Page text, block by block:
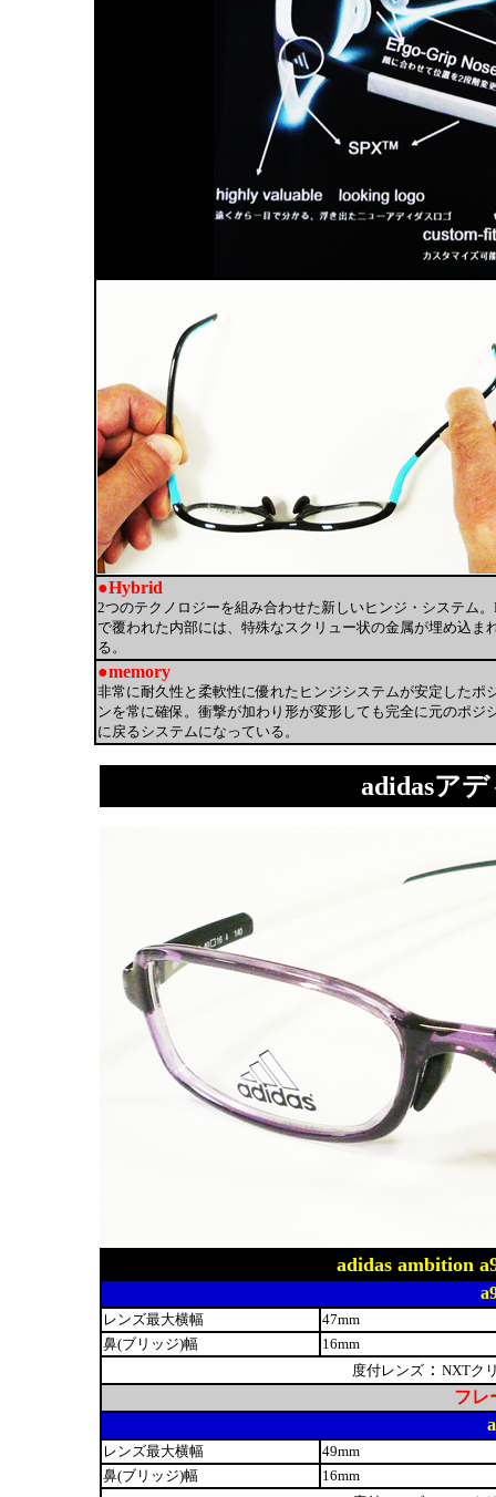
●Hybrid
2つのテクノロジーを組み合わせた新しいヒンジ・システム。
で覆われた内部には、特殊なスクリュー状の金属が埋め込ま
る。
●memory
非常に耐久性と柔軟性に優れたヒンジシステムが安定したポ
ンを常に確保。衝撃が加わり形が変形しても完全に元のポジ
に戻るシステムになっている。
adidasアデ
adidas ambition
レンズ最大横幅
47mm
鼻(ブリッジ)幅
16mm
度付レンズ ： NXTク
フレ
レンズ最大横幅
49mm
鼻(ブリッジ)幅
16mm